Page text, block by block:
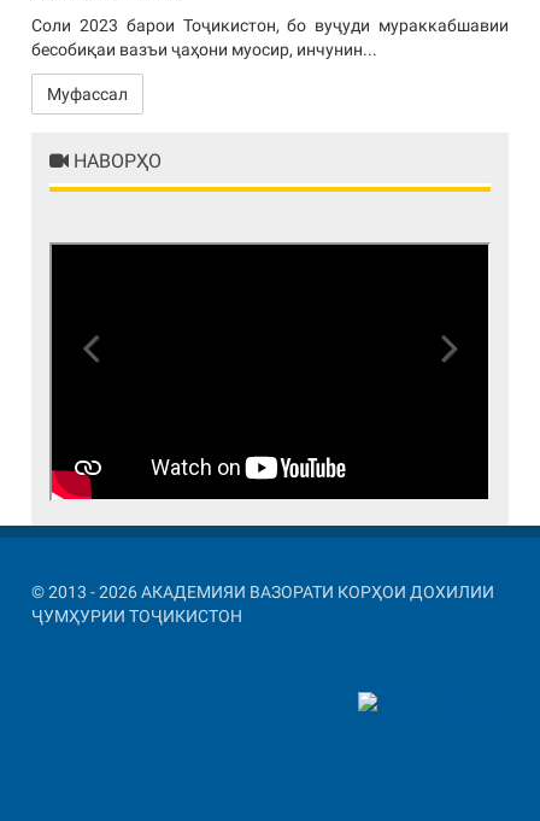
Соли 2023 барои Тоҷикистон, бо вуҷуди мураккабшавии
бесобиқаи вазъи ҷаҳони муосир, инчунин...
Муфассал
НАВОРҲО
© 2013 - 2026 АКАДЕМИЯИ ВАЗОРАТИ КОРҲОИ ДОХИЛИИ
ҶУМҲУРИИ ТОҶИКИСТОН